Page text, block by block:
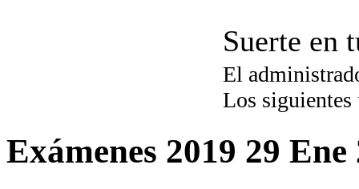
Suerte en
El
Los
Exámenes 2019 29